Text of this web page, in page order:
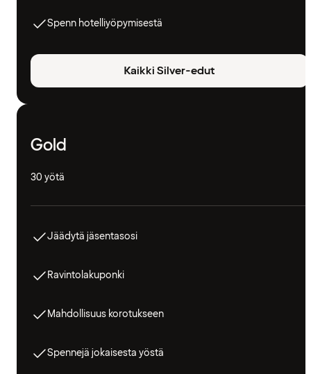
Spenn hotelliyöpymisestä
Kaikki Silver-edut
Gold
30 yötä
Jäädytä jäsentasosi
Ravintolakuponki
Mahdollisuus korotukseen
Spennejä jokaisesta yöstä